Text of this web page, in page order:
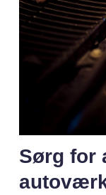
Sørg for